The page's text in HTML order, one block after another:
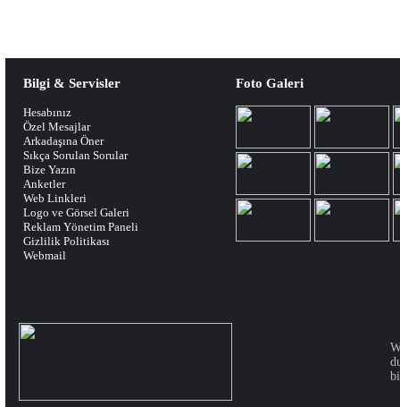
Bilgi & Servisler
Hesabınız
Özel Mesajlar
Arkadaşına Öner
Sıkça Sorulan Sorular
Bize Yazın
Anketler
Web Linkleri
Logo ve Görsel Galeri
Reklam Yönetim Paneli
Gizlilik Politikası
Webmail
Foto Galeri